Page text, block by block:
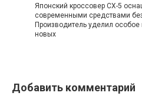
Японский кроссовер CX-5
современными средствами
Производитель уделил особое
новых
Добавить комментарий